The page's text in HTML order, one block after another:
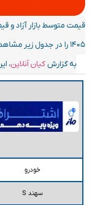
۱۴۰۵ را در جدول زیر مشاهده نمایید.
به گزارشکیان آنلاین،
خودرو
سهند S